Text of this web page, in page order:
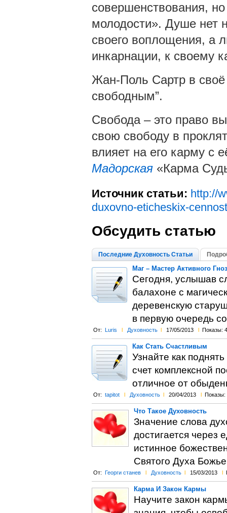
совершенствования,
молодости». Душе нет
своего воплощения, а
инкарнации, к своему
Жан-Поль Сартр в своё
свободным”.
Свобода – это право
свою свободу в
влияет на его карму с
Мадорская«Карма
Источник статьи: http://
duxovno-eticheskix-
Обсудить статью
Последние Духовность Статьи
Маг – Мастер Активного
Сегодня, услышав
балахоне с
деревенскую
в первую очередь
От: Luris l Духовность l 17/05/2013 l Показы:
Как Стать Счастливым
Узнайте как
счет комплексной
отличное от
От: tapitot l Духовность l 20/04/2013 l Показы:
Что Такое Духовность
Значение слова
достигается через
истинное
Святого Духа
От: Георги станев l Духовность l 15/03/2013 l
Карма И Закон Кармы
Научите закон